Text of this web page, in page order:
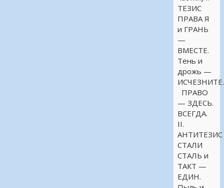
ТЕЗИС
ПРАВА Я
и ГРАНЬ
—
ВМЕСТЕ.
Тень и
дрожь —
ИСЧЕЗНИТЕ.
ПРАВО
— ЗДЕСЬ.
ВСЕГДА.
II.
АНТИТЕЗИС
СТАЛИ
СТАЛЬ и
ТАКТ —
ЕДИН.